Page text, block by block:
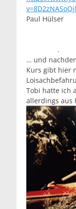
Paul Hülser
.
… und
Kurs gibt hier
Tobi hatte ich
allerdings aus